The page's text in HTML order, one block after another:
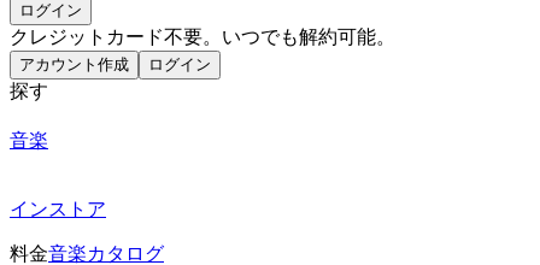
ログイン
クレジットカード不要。いつでも解約可能。
アカウント作成 ログイン
探す
音楽
インストア
料金音楽カタログ